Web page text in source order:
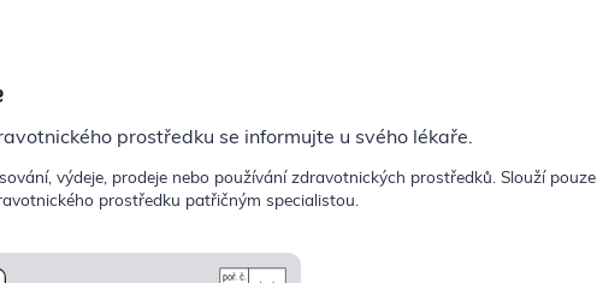
prostředku se informujte u svého lékaře.
výdeje, prodeje nebo používání zdravotnických prostředků. Slouží pouze
prostředku patřičným specialistou.